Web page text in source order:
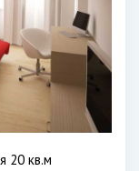
20 кв.м